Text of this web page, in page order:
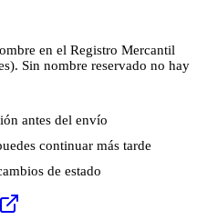
en el Registro Mercantil
Sin nombre reservado no hay
antes del envío
continuar más tarde
de estado